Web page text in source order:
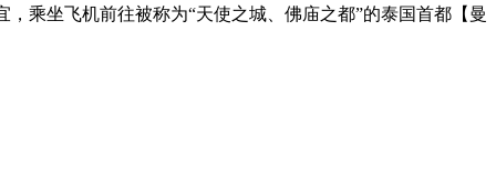
乘坐飞机前往被称为“天使之城、佛庙之都”的泰国首都【曼